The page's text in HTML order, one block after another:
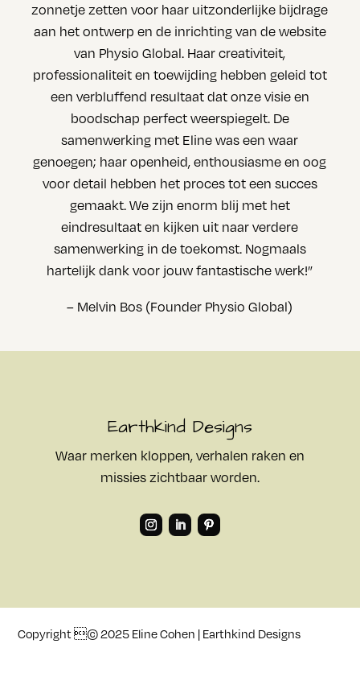
zonnetje zetten voor haar uitzonderlijke bijdrage
aan het ontwerp en de inrichting van de website
van Physio Global. Haar creativiteit,
professionaliteit en toewijding hebben geleid tot
een verbluffend resultaat dat onze visie en
boodschap perfect weerspiegelt. De
samenwerking met Eline was een waar
genoegen; haar openheid, enthousiasme en oog
voor detail hebben het proces tot een succes
gemaakt. We zijn enorm blij met het
eindresultaat en kijken uit naar verdere
samenwerking in de toekomst. Nogmaals
hartelijk dank voor jouw fantastische werk!”
– Melvin Bos (Founder Physio Global)
Earthkind Designs
Waar merken kloppen, verhalen raken en
missies zichtbaar worden.
Copyright © 2025 Eline Cohen | Earthkind Designs